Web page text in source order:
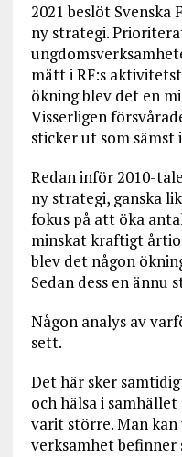
2021 beslöt
ny strategi.
mätt i RF:s
ökning blev det en
Visserligen
sticker ut som sämst
Redan inför 2010-
ny strategi, ganska
fokus på att öka
minskat kraftigt
blev det någon
Sedan dess en ännu
Någon analys av
sett.
Det här sker
och hälsa i
varit större. Man
verksamhet befinner